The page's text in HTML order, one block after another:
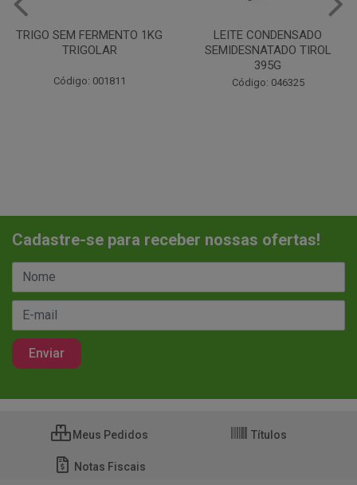
LEITE CONDENSADO
SEMIDESNATADO TIROL
Código: 046325
CHANTILINHO EM PO 400G
MIX
Código: 037442
Cadastre-se para receber nossas ofertas!
Meus Pedidos Títulos
Notas Fiscais